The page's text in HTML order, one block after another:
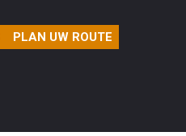
PLAN UW ROUTE